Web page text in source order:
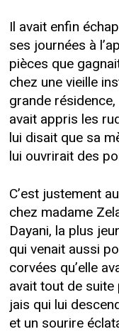
Il avait enfin
ses journées à
pièces que
chez une vieille
grande
avait appris les
lui disait que sa
lui ouvrirait des
C’est justement
chez madame
Dayani, la plus
qui venait aussi
corvées qu’elle
avait tout de suite
jais qui lui
et un sourire